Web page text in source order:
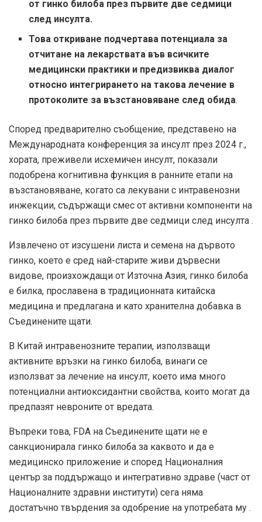
от гинко билоба през първите две седмици
след инсулта.
Това откриване подчертава потенциала за
отчитане на лекарствата във всичките
медицински практики и предизвиква диалог
относно интегрирането на такова лечение в
протоколите за възстановяване след обида.
Според предварително съобщение, представено на
Международната конференция за инсулт през 2024 г.,
хората, преживели исхемичен инсулт, показали
подобрена когнитивна функция в ранните етапи на
възстановяване, когато са лекувани с интравенозни
инжекции, съдържащи смес от активни компоненти на
гинко билоба през първите две седмици след инсулта .
Извлечено от изсушени листа и семена на дървото
гинко, което е сред най-старите живи дървесни
видове, произхождащи от Източна Азия, гинко билоба
е билка, прославена в традиционната китайска
медицина и предлагана и като хранителна добавка в
Съединените щати.
В Китай интравенозните терапии, използващи
активните връзки на гинко билоба, винаги се
използват за лечение на инсулт, което има много
потенциални антиоксидантни свойства, които могат да
предпазят невроните от вредата.
Въпреки това, FDA на Съединените щати не е
санкционирала гинко билоба за каквото и да е
медицинско приложение и според Националния
център за поддържащо и интегративно здраве (част от
Националните здравни институти) сега няма
достатъчно твърдения за одобрение на употребата му .